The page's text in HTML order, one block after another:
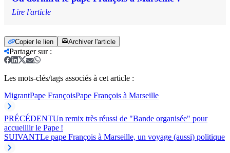
Lire l'article
Copier le lien Archiver l'article
Partager sur:
Les mots-clés/tags associés à cet article :
MigrantPape FrançoisPape François à Marseille
PRÉCÉDENTUn remix très réussi de "Bande organisée" pour
accueillir le Pape !
SUIVANTLe pape François à Marseille, un voyage (aussi) politique